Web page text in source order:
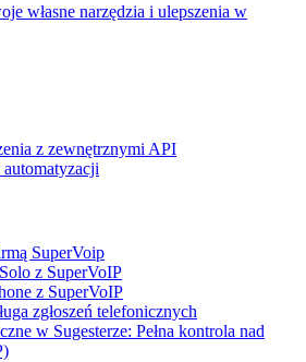
własne narzędzia i ulepszenia w
z zewnętrznymi API
SuperVoip
z SuperVoIP
z SuperVoIP
zgłoszeń telefonicznych
w Sugesterze: Pełna kontrola nad